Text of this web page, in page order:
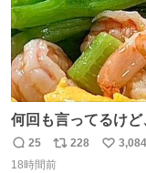
何回も言ってるけ
で満足感エグいから
返
25
リ
228
い
3,084
18時間前